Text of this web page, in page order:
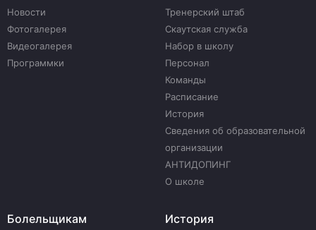
Новости
Фотогалерея
Видеогалерея
Программки
Тренерский штаб
Скаутская служба
Набор в школу
Персонал
Команды
Расписание
История
Сведения об образовательной
организации
АНТИДОПИНГ
О школе
Болельщикам История